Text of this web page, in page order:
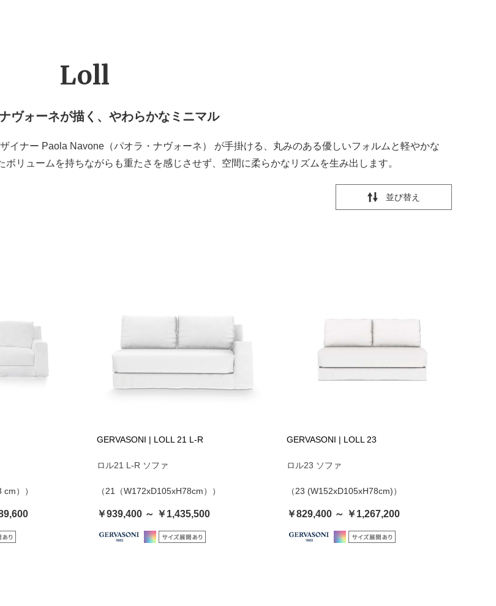
Loll
ヴォーネが描く、やわらかなミニマル
イナー Paola Navone（パオラ・ナヴォーネ） が手掛ける、丸みのある優しいフォルムと軽やかな
リュームを持ちながらも重たさを感じさせず、空間に柔らかなリズムを生み出します。
並び替え
））
GERVASONI | LOLL 21 L-R
ロル21 L-R ソファ
（21（W172xD105xH78cm））
￥939,400 ～ ￥1,435,500
GERVASONI | LOLL 23
ロル23 ソファ
（23 (W152xD105xH78cm)）
￥829,400 ～ ￥1,267,200